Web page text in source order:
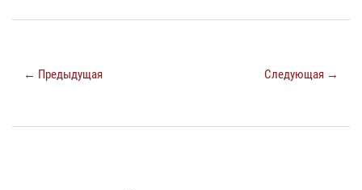
← Предыдущая Следующая →